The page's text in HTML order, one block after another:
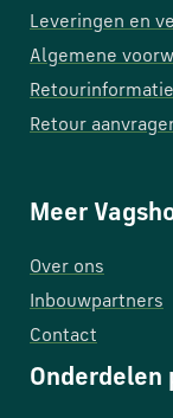
Leveringen en
Algemene
Retourinformatie
Retour
Meer
Over ons
Inbouwpartners
Contact
Onderdelen